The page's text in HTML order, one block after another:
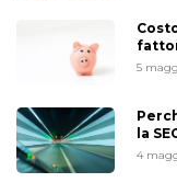
5
la
4